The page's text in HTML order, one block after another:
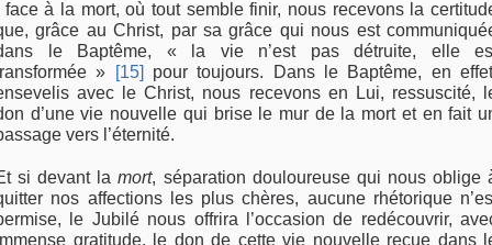
face à la mort, où tout semble finir, nous recevons la
grâce au Christ, par sa grâce qui nous est
le Baptême, « la vie n’est pas détruite, elle
»
[15] pour toujours. Dans le Baptême, en
avec le Christ, nous recevons en Lui, ressuscité,
d’une vie nouvelle qui brise le mur de la mort et en fait
vers l’éternité.
si devant lamort, séparation douloureuse qui nous oblige
nos affections les plus chères, aucune rhétorique
le Jubilé nous offrira l’occasion de redécouvrir,
gratitude, le don de cette vie nouvelle reçue dans